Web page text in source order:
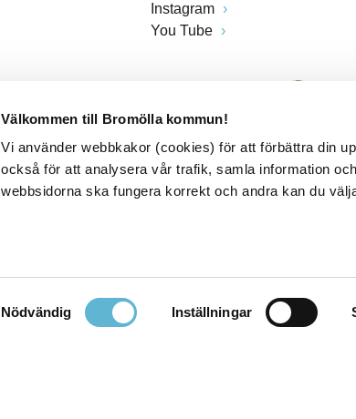
Välkommen till Bromölla kommun!
Vi använder webbkakor (cookies) för att förbättra din
också för att analysera vår trafik, samla information
webbsidorna ska fungera korrekt och andra kan du
Samtyckesval
Nödvändig Inställningar
Instagram
You Tube